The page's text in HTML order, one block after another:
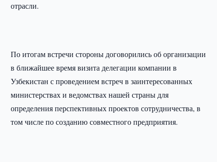
отрасли.
По итогам встречи стороны договорились об организации
в ближайшее время визита делегации компании в
Узбекистан с проведением встреч в заинтересованных
министерствах и ведомствах нашей страны для
определения перспективных проектов сотрудничества, в
том числе по созданию совместного предприятия.